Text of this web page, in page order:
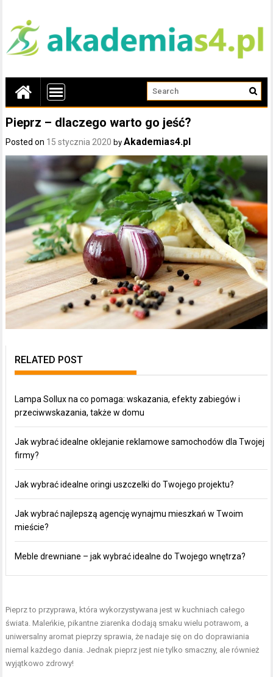
Pieprz – dlaczego warto go jeść?
Posted on 15 stycznia 2020 byAkademias4.pl
RELATED POST
Lampa Sollux na co pomaga: wskazania, efekty zabiegów i
przeciwwskazania, także w domu
Jak wybrać idealne oklejanie reklamowe samochodów dla Twojej
firmy?
Jak wybrać idealne oringi uszczelki do Twojego projektu?
Jak wybrać najlepszą agencję wynajmu mieszkań w Twoim
mieście?
Meble drewniane – jak wybrać idealne do Twojego wnętrza?
Pieprz to przyprawa, która wykorzystywana jest w kuchniach całego
świata. Maleńkie, pikantne ziarenka dodają smaku wielu potrawom, a
uniwersalny aromat pieprzy sprawia, że nadaje się on do doprawiania
niemal każdego dania. Jednak pieprz jest nie tylko smaczny, ale również
wyjątkowo zdrowy!